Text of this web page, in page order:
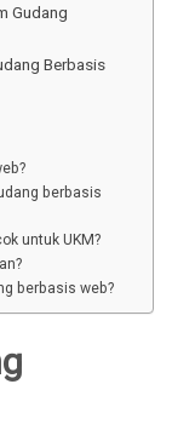
Gudang
Berbasis
berbasis
untuk UKM?
berbasis web?